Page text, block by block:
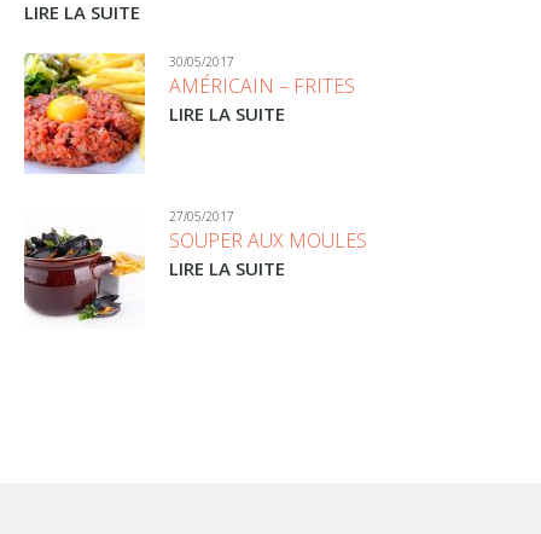
LIRE LA SUITE
30/05/2017
AMÉRICAIN – FRITES
LIRE LA SUITE
27/05/2017
SOUPER AUX MOULES
LIRE LA SUITE